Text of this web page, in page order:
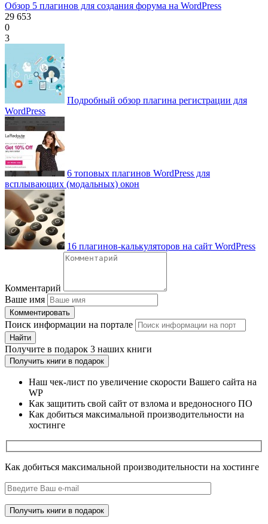
Обзор 5 плагинов для создания форума на WordPress
29 653
0
3
Подробный обзор плагина регистрации для
WordPress
6 топовых плагинов WordPress для
всплывающих (модальных) окон
16 плагинов-калькуляторов на сайт WordPress
Комментарий
Ваше имя
Комментировать
Поиск информации на портале
Найти
Получите в подарок 3 наших книги
Получить книги в подарок
Наш чек-лист по увеличение скорости Вашего сайта на
WP
Как защитить свой сайт от взлома и вредоносного ПО
Как добиться максимальной производительности на
хостинге
Как добиться максимальной производительности на хостинге